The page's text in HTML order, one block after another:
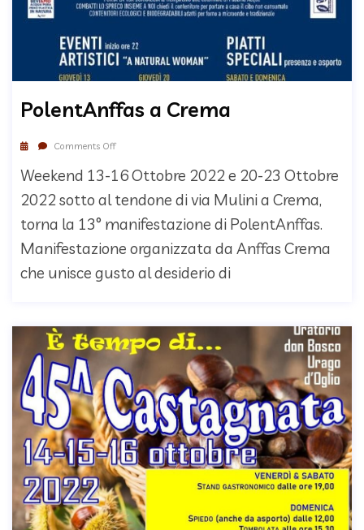
PolentAnffas a Crema
Comments Off
Weekend 13-16 Ottobre 2022 e 20-23 Ottobre
2022 sotto al tendone di via Mulini a Crema,
torna la 13° manifestazione di PolentAnffas.
Manifestazione organizzata da Anffas Crema
che unisce gusto al desiderio di